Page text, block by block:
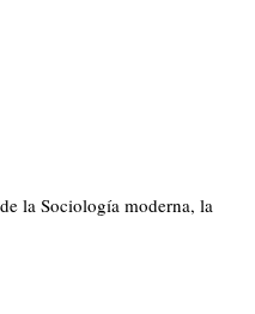
la Sociología moderna, la